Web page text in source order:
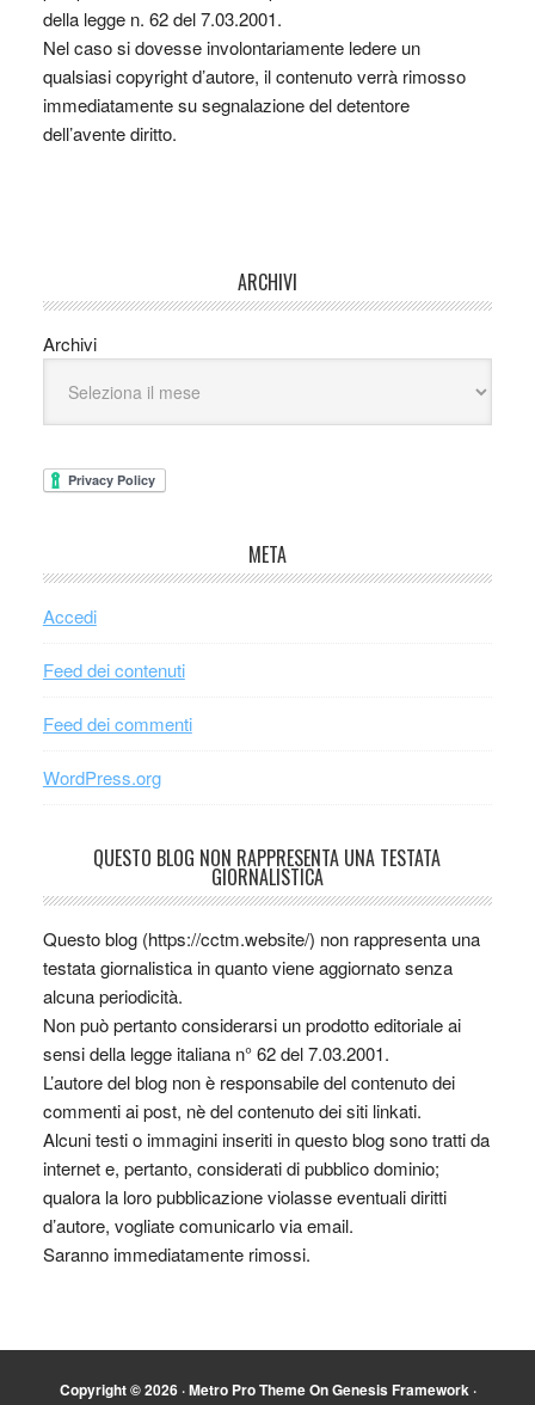
della legge n. 62 del 7.03.2001.
Nel caso si dovesse involontariamente ledere un
qualsiasi copyright d’autore, il contenuto verrà rimosso
immediatamente su segnalazione del detentore
dell’avente diritto.
ARCHIVI
Archivi
META
Accedi
Feed dei contenuti
Feed dei commenti
WordPress.org
QUESTO BLOG NON RAPPRESENTA UNA TESTATA
GIORNALISTICA
Questo blog (https://cctm.website/) non rappresenta una
testata giornalistica in quanto viene aggiornato senza
alcuna periodicità.
Non può pertanto considerarsi un prodotto editoriale ai
sensi della legge italiana n° 62 del 7.03.2001.
L’autore del blog non è responsabile del contenuto dei
commenti ai post, nè del contenuto dei siti linkati.
Alcuni testi o immagini inseriti in questo blog sono tratti da
internet e, pertanto, considerati di pubblico dominio;
qualora la loro pubblicazione violasse eventuali diritti
d’autore, vogliate comunicarlo via email.
Saranno immediatamente rimossi.
Copyright © 2026 ·Metro Pro ThemeOnGenesis Framework·